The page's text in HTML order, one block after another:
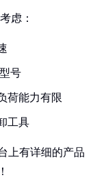
虑：
号
荷能力有限
工具
上有详细的产品